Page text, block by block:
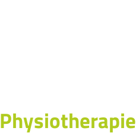
Physiotherapie